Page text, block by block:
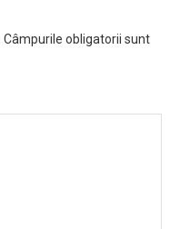
Câmpurile obligatorii sunt